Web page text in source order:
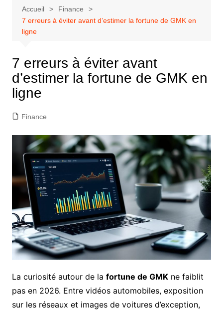
Accueil
Finance
7 erreurs à éviter avant d’estimer la fortune de GMK en
ligne
7 erreurs à éviter avant
d’estimer la fortune de GMK en
ligne
Finance
La curiosité autour de la fortune de GMKne faiblit
pas en 2026. Entre vidéos automobiles, exposition
sur les réseaux et images de voitures d’exception,